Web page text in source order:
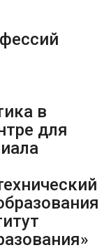
в
для